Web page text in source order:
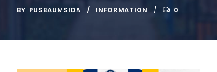
BY PUSBAUMSIDA INFORMATION 0